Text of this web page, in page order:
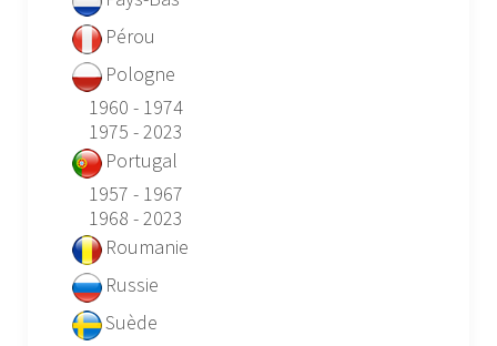
Pérou
Pologne
1960 - 1974
1975 - 2023
Portugal
1957 - 1967
1968 - 2023
Roumanie
Russie
Suède